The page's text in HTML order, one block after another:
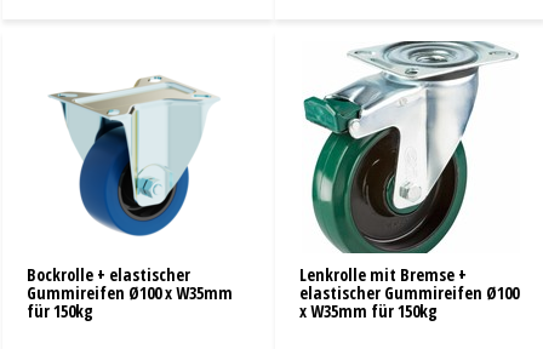
Bockrolle + elastischer
Gummireifen Ø100 x W35mm
für 150kg
Lenkrolle mit Bremse +
elastischer Gummireifen Ø100
x W35mm für 150kg